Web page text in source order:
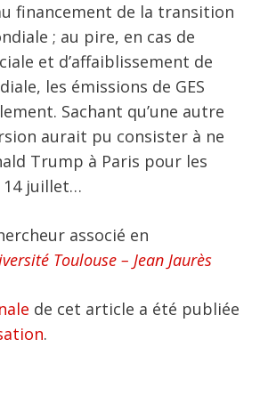
financement de la transition
; au pire, en cas de
et d’affaiblissement de
les émissions de GES
Sachant qu’une autre
aurait pu consister à ne
Trump à Paris pour les
14 juillet…
associé en
Toulouse – Jean Jaurès
de cet article a été publiée
.